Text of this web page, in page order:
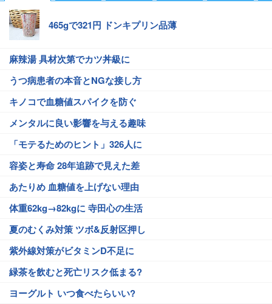
465gで321円 ドンキプリン品薄
麻辣湯 具材次第でカツ丼級に
うつ病患者の本音とNGな接し方
キノコで血糖値スパイクを防ぐ
メンタルに良い影響を与える趣味
「モテるためのヒント」326人に
容姿と寿命 28年追跡で見えた差
あたりめ 血糖値を上げない理由
体重62kg→82kgに 寺田心の生活
夏のむくみ対策 ツボ&反射区押し
紫外線対策がビタミンD不足に
緑茶を飲むと死亡リスク低まる?
ヨーグルト いつ食べたらいい?